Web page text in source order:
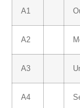
A1
A2
A3
A4